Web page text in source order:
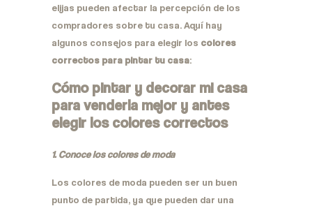
elijas pueden afectar la percepción de los
compradores sobre tu casa. Aquí hay
algunos consejos para elegir los colores
correctos para pintar tu casa:
Cómo pintar y decorar mi casa
para venderla mejor y antes
elegir los colores correctos
1. Conoce los colores de moda
Los colores de moda pueden ser un buen
punto de partida, ya que pueden dar una